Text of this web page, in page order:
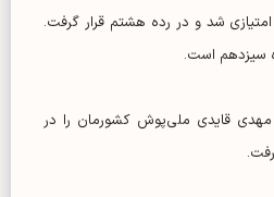
اتحاد کلباء با این تساوی ۲۲ امتیازی شد و در رده هشتم قرار گرفت.
مهدی قایدی ملی‌پوش کشورمان را در